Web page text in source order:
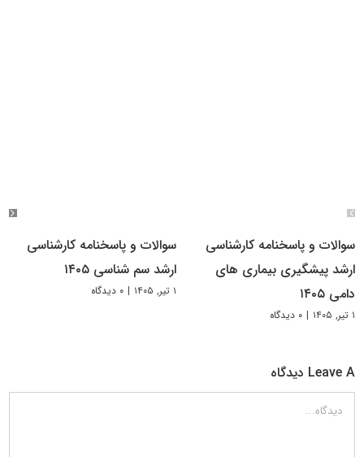
سوالات و پاسخنامه کارشناسی
ارشد پیشگیری بیماری های
دامی ۱۴۰۵
۱ تیر, ۱۴۰۵ | ۰ دیدگاه
سوالات و پاسخنامه کارشناسی
ارشد سم شناسی ۱۴۰۵
۱ تیر, ۱۴۰۵ | ۰ دیدگاه
Leave A دیدگاه
دیدگاه